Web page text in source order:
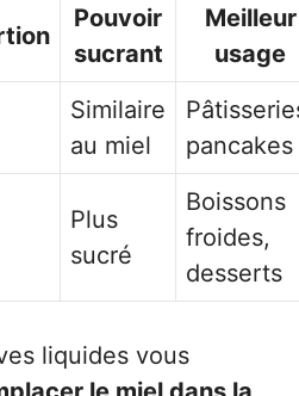
Pouvoir
sucrant
Meilleur
usage
Similaire
au miel
pancakes
Plus
sucré
Boissons
froides,
desserts
liquides vous